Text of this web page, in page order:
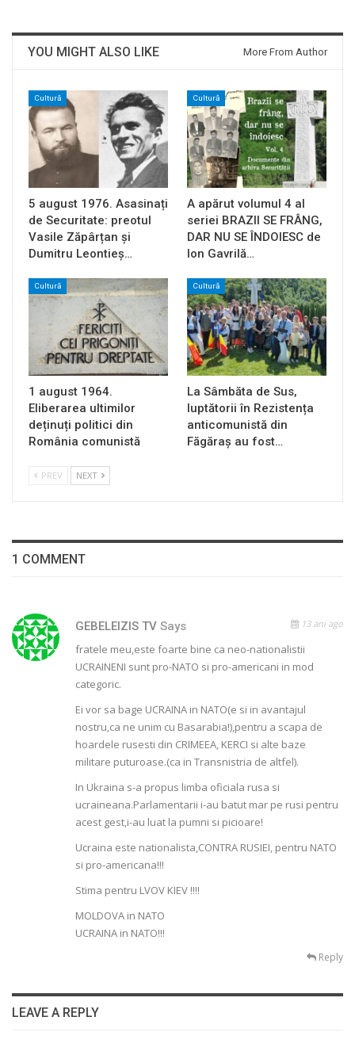
YOU MIGHT ALSO LIKE More From Author
Cultură
5 august 1976. Asasinați
de Securitate: preotul
Vasile Zăpârțan și
Dumitru Leontieș…
Cultură
A apărut volumul 4 al
seriei BRAZII SE FRÂNG,
DAR NU SE ÎNDOIESC de
Ion Gavrilă…
Cultură
1 august 1964.
Eliberarea ultimilor
deținuți politici din
România comunistă
Cultură
La Sâmbăta de Sus,
luptătorii în Rezistența
anticomunistă din
Făgăraș au fost…
PREV NEXT
1 COMMENT
GEBELEIZIS TV Says 13 ani ago
fratele meu,este foarte bine ca neo-nationalistii
UCRAINENI sunt pro-NATO si pro-americani in mod
categoric.
Ei vor sa bage UCRAINA in NATO(e si in avantajul
nostru,ca ne unim cu Basarabia!),pentru a scapa de
hoardele rusesti din CRIMEEA, KERCI si alte baze
militare puturoase.(ca in Transnistria de altfel).
In Ukraina s-a propus limba oficiala rusa si
ucraineana.Parlamentarii i-au batut mar pe rusi pentru
acest gest,i-au luat la pumni si picioare!
Ucraina este nationalista,CONTRA RUSIEI, pentru NATO
si pro-americana!!!
Stima pentru LVOV KIEV !!!!
MOLDOVA in NATO
UCRAINA in NATO!!!
Reply
LEAVE A REPLY